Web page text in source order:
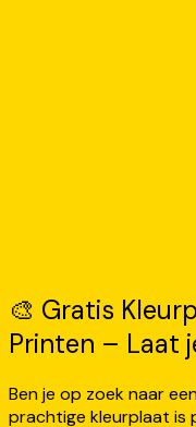
🎨 Gratis
Printen – Laat
Ben je op zoek naar
prachtige kleurplaat